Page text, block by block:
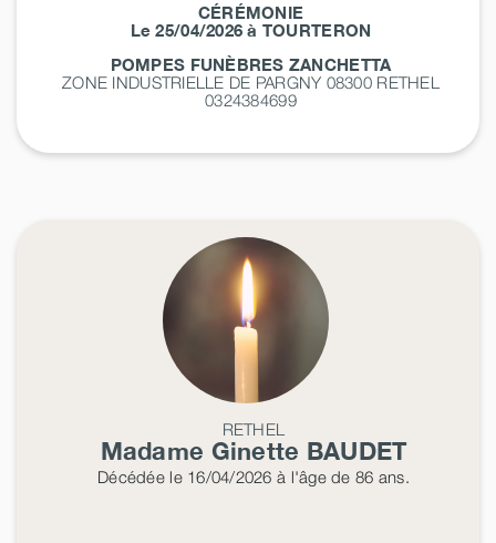
CÉRÉMONIE
Le 25/04/2026 à TOURTERON
POMPES FUNÈBRES ZANCHETTA
ZONE INDUSTRIELLE DE PARGNY 08300 RETHEL
0324384699
RETHEL
Madame Ginette BAUDET
Décédéele 16/04/2026 à l'âge de 86 ans.